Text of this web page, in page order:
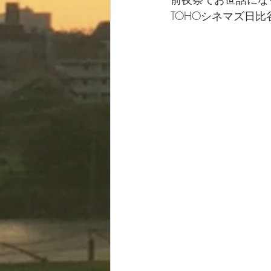
TOHOシネマズ日